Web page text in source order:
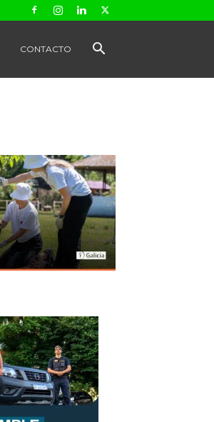
CONTACTO